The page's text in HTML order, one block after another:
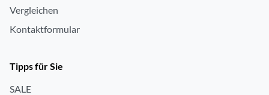
Vergleichen
Kontaktformular
Tipps für Sie
SALE